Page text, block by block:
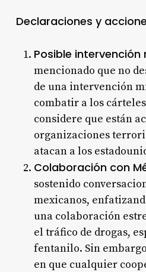
Declaraciones y
Posible intervención
mencionado que no
de una intervención
combatir a los
considere que están
organizaciones
atacan a los
Colaboración con
sostenido
mexicanos,
una colaboración
el tráfico de drogas,
fentanilo. Sin
en que cualquier